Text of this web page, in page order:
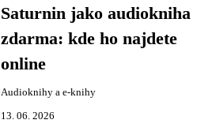
Saturnin jako audiokniha
zdarma: kde ho najdete
online
Audioknihy a e-knihy
13. 06. 2026